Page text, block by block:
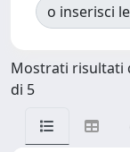
o inserisci
Mostrati risultati
di 5